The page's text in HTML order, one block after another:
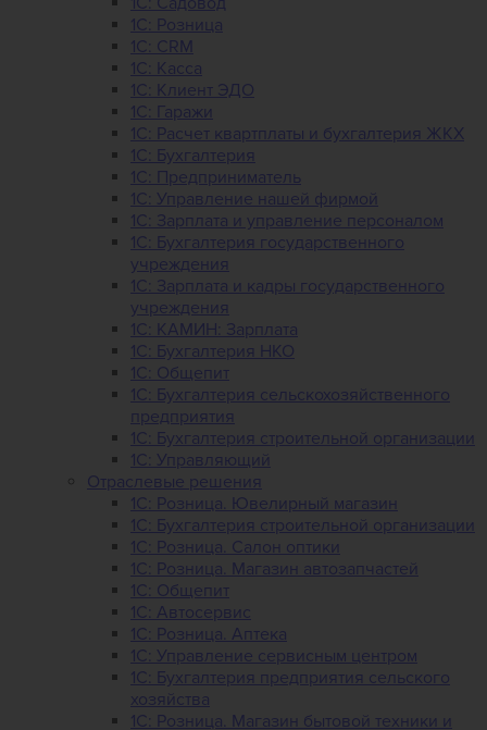
1С: Розница
1C: CRM
1C: Касса
1С: Клиент ЭДО
1С: Гаражи
1C: Расчет квартплаты и бухгалтерия ЖКХ
1C: Бухгалтерия
1C: Предприниматель
1C: Управление нашей фирмой
1C: Зарплата и управление персоналом
1C: Бухгалтерия государственного
учреждения
1C: Зарплата и кадры государственного
учреждения
1C: КАМИН: Зарплата
1C: Бухгалтерия НКО
1С: Общепит
1С: Бухгалтерия сельскохозяйст­венного
предприятия
1С: Бухгалтерия строительной организации
1С: Управляющий
Отраслевые решения
1С: Розница. Ювелирный магазин
1С: Бухгалтерия строительной организации
1С: Розница. Салон оптики
1С: Розница. Магазин автозапчастей
1C: Общепит
1С: Автосервис
1С: Розница. Аптека
1С: Управление сервисным центром
1С: Бухгалтерия предприятия сельского
хозяйства
1С: Розница. Магазин бытовой техники и